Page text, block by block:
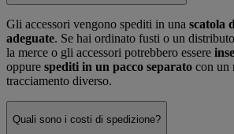
Gli accessori vengono spediti in una scatola
adeguate. Se hai ordinato fusti o un
la merce o gli accessori potrebbero essere
oppure spediti in un pacco separato con un
tracciamento diverso.
Quali sono i costi di spedizione?